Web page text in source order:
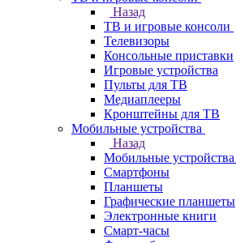
Назад
ТВ и игровые консоли
Телевизоры
Консольные приставки
Игровые устройства
Пульты для ТВ
Медиаплееры
Кронштейны для ТВ
Мобильные устройства
Назад
Мобильные устройства
Смартфоны
Планшеты
Графические планшеты
Электронные книги
Смарт-часы